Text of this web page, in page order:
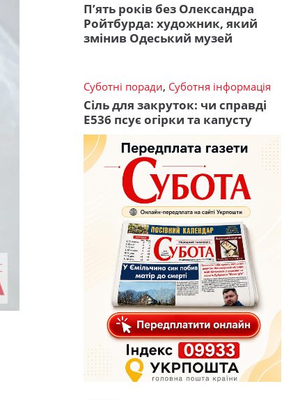
П’ять років без Олександра
Ройтбурда: художник, який
змінив Одеський музей
Суботні поради, Суботня інформація
Сіль для закруток: чи справді
Е536 псує огірки та капусту